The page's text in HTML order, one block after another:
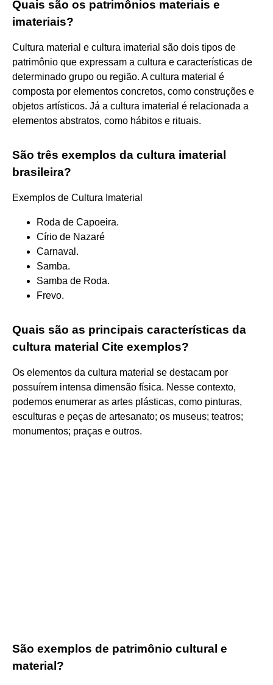
Quais são os patrimônios materiais e
imateriais?
Cultura material e cultura imaterial são dois tipos de
patrimônio que expressam a cultura e características de
determinado grupo ou região. A cultura material é
composta por elementos concretos, como construções e
objetos artísticos. Já a cultura imaterial é relacionada a
elementos abstratos, como hábitos e rituais.
São três exemplos da cultura imaterial
brasileira?
Exemplos de Cultura Imaterial
Roda de Capoeira.
Círio de Nazaré
Carnaval.
Samba.
Samba de Roda.
Frevo.
Quais são as principais características da
cultura material Cite exemplos?
Os elementos da cultura material se destacam por
possuírem intensa dimensão física. Nesse contexto,
podemos enumerar as artes plásticas, como pinturas,
esculturas e peças de artesanato; os museus; teatros;
monumentos; praças e outros.
São exemplos de patrimônio cultural e
material?